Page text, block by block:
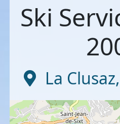
Ski
La Clusaz,